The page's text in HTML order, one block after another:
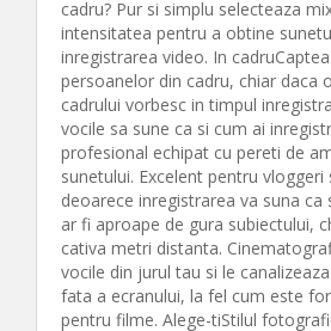
cadru? Pur si simplu selecteaza
intensitatea pentru a obtine
inregistrarea video. In
persoanelor din cadru, chiar daca
cadrului vorbesc in timpul
vocile sa sune ca si cum ai
profesional echipat cu pereti de
sunetului. Excelent pentru vloggeri
deoarece inregistrarea va suna
ar fi aproape de gura subiectului,
cativa metri distanta.
vocile din jurul tau si le
fata a ecranului, la fel cum este
pentru filme. Alege-tiStilul